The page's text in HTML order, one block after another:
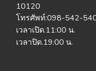
10120
โทรศัพท์:098-542-
เวลาเปิด.11:00 น.
เวลาปิด.19:00 น.